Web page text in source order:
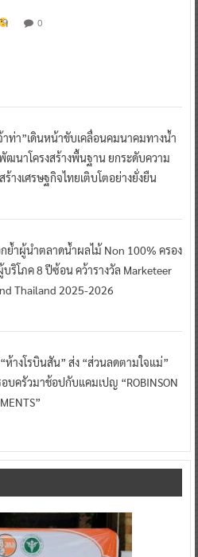
0
าท่า”เดินหน้าขับเคลื่อนคมนาคมทางน้ำ
ฒนาโครงสร้างพื้นฐาน ยกระดับความ
างเศรษฐกิจไทยเติบโตอย่างยั่งยืน
กย้ำผู้นำตลาดน้ำผลไม้ Non 100% ครอง
บริโภค 8 ปีซ้อน คว้ารางวัล Marketeer
Thailand 2025-2026
างโรบินสัน” ส่ง “ส่วนลดตามใจแม่”
บครัวมาช้อปกับแคมเปญ “ROBINSON